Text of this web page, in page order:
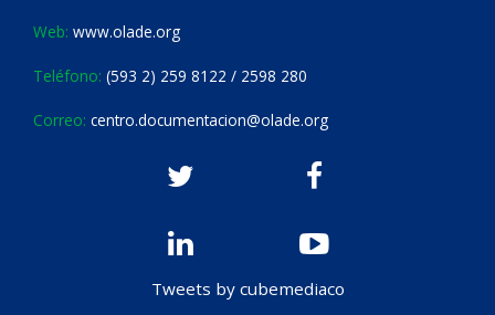
Web: www.olade.org
Teléfono: (593 2) 259 8122 / 2598 280
Correo: centro.documentacion@olade.org
Tweets by cubemediaco